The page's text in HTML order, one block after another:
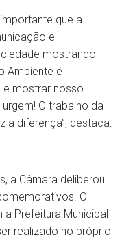
que a
e
mostrando
Ambiente é
mostrar nosso
O trabalho da
a diferença”, destaca.
a Câmara deliberou
O
Prefeitura Municipal
realizado no próprio